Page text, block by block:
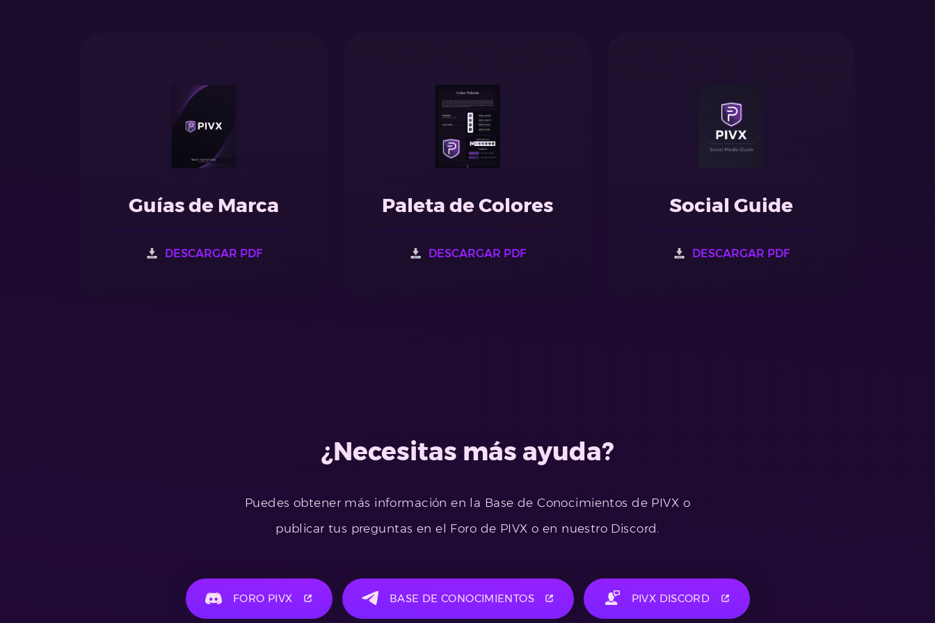
Guías de Marca
DESCARGAR PDF
Paleta de Colores
DESCARGAR PDF
Social Guide
DESCARGAR PDF
¿Necesitas más ayuda?
Puedes obtener más información en la Base de Conocimientos de PIVX o
publicar tus preguntas en el Foro de PIVX o en nuestro Discord.
FORO PIVX BASE DE CONOCIMIENTOS PIVX DISCORD